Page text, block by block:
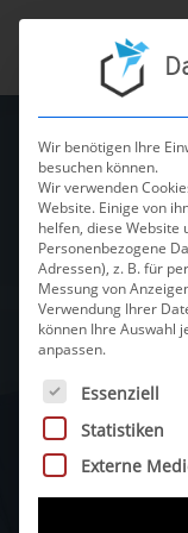
Wir benötigen Ihre
besuchen können.
Wir verwenden
Website. Einige von
helfen, diese Website
Personenbezogene
Adressen), z. B. für
Messung von
Verwendung Ihrer
können Ihre Auswahl
anpassen.
Es folgt eine
Essenziell
Statistiken
Externe